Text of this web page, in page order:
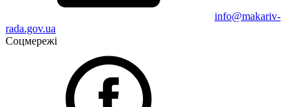
info@makariv-
rada.gov.ua
Соцмережі